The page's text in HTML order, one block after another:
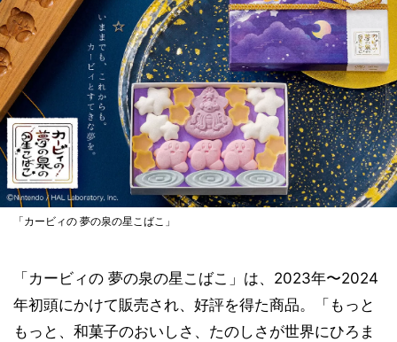
「カービィの 夢の泉の星こばこ」
「カービィの 夢の泉の星こばこ」は、2023年〜2024
年初頭にかけて販売され、好評を得た商品。「もっと
もっと、和菓子のおいしさ、たのしさが世界にひろま